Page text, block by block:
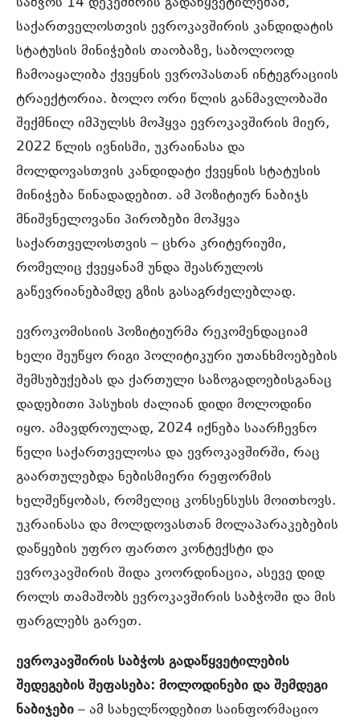
საქართველოსთვის ევროკავშირის კანდიდატის
სტატუსის მინიჭების თაობაზე, საბოლოოდ
ჩამოაყალიბა ქვეყნის ევროპასთან ინტეგრაციის
ტრაექტორია. ბოლო ორი წლის განმავლობაში
შექმნილ იმპულსს მოჰყვა ევროკავშირის მიერ,
2022 წლის ივნისში, უკრაინასა და
მოლდოვასთვის კანდიდატი ქვეყნის სტატუსის
მინიჭება წინადადებით. ამ პოზიტიურ ნაბიჯს
მნიშვნელოვანი პირობები მოჰყვა
საქართველოსთვის – ცხრა კრიტერიუმი,
რომელიც ქვეყანამ უნდა შეასრულოს
გაწევრიანებამდე გზის გასაგრძელებლად.
ევროკომისიის პოზიტიურმა რეკომენდაციამ
ხელი შეუწყო რიგი პოლიტიკური უთანხმოებების
შემსუბუქებას და ქართული საზოგადოებისგანაც
დადებითი პასუხის ძალიან დიდი მოლოდინი
იყო. ამავდროულად, 2024 იქნება საარჩევნო
წელი საქართველოსა და ევროკავშირში, რაც
გაართულებდა ნებისმიერი რეფორმის
ხელშეწყობას, რომელიც კონსენსუსს მოითხოვს.
უკრაინასა და მოლდოვასთან მოლაპარაკებების
დაწყების უფრო ფართო კონტექსტი და
ევროკავშირის შიდა კოორდინაცია, ასევე დიდ
როლს თამაშობს ევროკავშირის საბჭოში და მის
ფარგლებს გარეთ.
ევროკავშირის საბჭოს გადაწყვეტილების
შედეგების შეფასება: მოლოდინები და შემდეგი
ნაბიჯები– ამ სახელწოდებით საინფორმაციო